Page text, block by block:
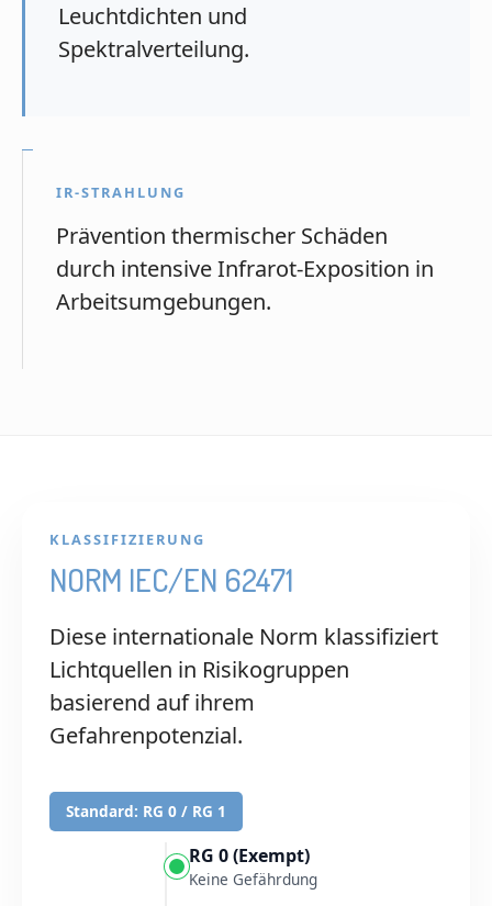
Leuchtdichten und
Spektralverteilung.
IR-STRAHLUNG
Prävention thermischer Schäden
durch intensive Infrarot-Exposition in
Arbeitsumgebungen.
KLASSIFIZIERUNG
NORM IEC/EN 62471
Diese internationale Norm klassifiziert
Lichtquellen in Risikogruppen
basierend auf ihrem
Gefahrenpotenzial.
Standard: RG 0 / RG 1
RG 0 (Exempt)
Keine Gefährdung